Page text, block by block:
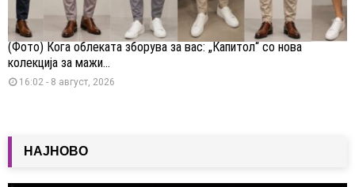
(Фото) Кога облеката зборува за вас: „Капитол“ со нова
колекција за мажи...
16:02 - 8 август, 2026
НАЈНОВО